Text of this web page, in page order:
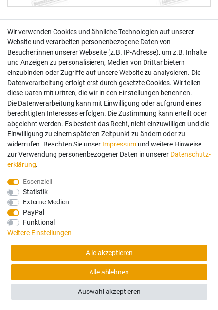
FILTER
Weidemann 2070/3070 CX80 - Türscheibe rechts
oben
163,00 €
Sofort versandfertig, Lieferzeit 48h (Deutschland)
Wir verwenden Cookies und ähnliche Technologien auf unserer
Website und verarbeiten personenbezogene Daten von
Besucher:innen unserer Webseite (z.B. IP-Adresse), um z.B. Inhalte
und Anzeigen zu personalisieren, Medien von Drittanbietern
einzubinden oder Zugriffe auf unsere Website zu analysieren. Die
Datenverarbeitung erfolgt erst durch gesetzte Cookies. Wir teilen
diese Daten mit Dritten, die wir in den Einstellungen benennen.
Die Datenverarbeitung kann mit Einwilligung oder aufgrund eines
berechtigten Interesses erfolgen. Die Zustimmung kann erteilt oder
abgelehnt werden. Es besteht das Recht, nicht einzuwilligen und die
Einwilligung zu einem späteren Zeitpunkt zu ändern oder zu
widerrufen. Beachten Sie unser Impressum und weitere Hinweise
zur Verwendung personenbezogener Daten in unserer Daten­schutz­
erklärung.
Essenziell
Statistik
Externe Medien
PayPal
Funktional
Weitere Einstellungen
Alle akzeptieren
Alle ablehnen
Auswahl akzeptieren